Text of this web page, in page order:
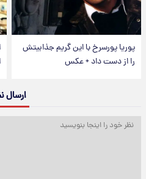
پوریا پورسرخ با این گریم جذابیتش
را از دست داد + عکس
ارسال